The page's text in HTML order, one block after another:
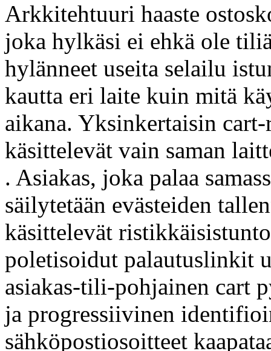
Arkkitehtuuri haaste
joka hylkäsi ei ehkä ole
hylänneet useita selailu
kautta eri laite kuin mitä
aikana. Yksinkertaisin
käsittelevät vain saman
. Asiakas, joka palaa
säilytetään evästeiden
käsittelevät
poletisoidut palautuslinkit
asiakas-tili-pohjainen cart
ja progressiivinen
sähköpostiosoitteet